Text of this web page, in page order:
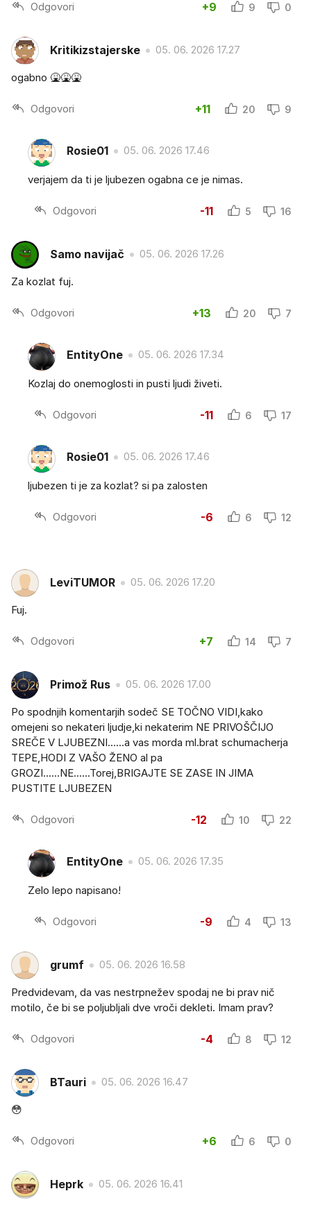
Odgovori +9 9 0
Kritikizstajerske 05. 06. 2026 17.27
ogabno 🤮🤮🤮
Odgovori +11 20 9
Rosie01 05. 06. 2026 17.46
verjajem da ti je ljubezen ogabna ce je nimas.
Odgovori -11 5 16
Samo navijač 05. 06. 2026 17.26
Za kozlat fuj.
Odgovori +13 20 7
EntityOne 05. 06. 2026 17.34
Kozlaj do onemoglosti in pusti ljudi živeti.
Odgovori -11 6 17
Rosie01 05. 06. 2026 17.46
ljubezen ti je za kozlat? si pa zalosten
Odgovori -6 6 12
LeviTUMOR 05. 06. 2026 17.20
Fuj.
Odgovori +7 14 7
Primož Rus 05. 06. 2026 17.00
Po spodnjih komentarjih sodeč SE TOČNO VIDI,kako
omejeni so nekateri ljudje,ki nekaterim NE PRIVOŠČIJO
SREČE V LJUBEZNI......a vas morda ml.brat schumacherja
TEPE,HODI Z VAŠO ŽENO al pa
GROZI......NE......Torej,BRIGAJTE SE ZASE IN JIMA
PUSTITE LJUBEZEN
Odgovori -12 10 22
EntityOne 05. 06. 2026 17.35
Zelo lepo napisano!
Odgovori -9 4 13
grumf 05. 06. 2026 16.58
Predvidevam, da vas nestrpnežev spodaj ne bi prav nič
motilo, če bi se poljubljali dve vroči dekleti. Imam prav?
Odgovori -4 8 12
BTauri 05. 06. 2026 16.47
😳
Odgovori +6 6 0
Heprk 05. 06. 2026 16.41